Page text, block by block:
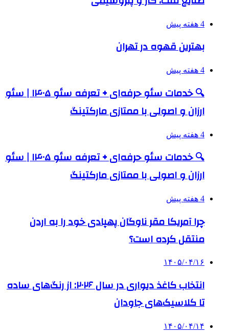
4 هفته پیش
بهترین قهوه در تهران
4 هفته پیش
🔍 خدمات سئو حرفه‌ای + تعرفه سئو ۱۴۰۵ | سئو
ارزان و اصولی با ممتازی مارکتینگ
4 هفته پیش
🔍 خدمات سئو حرفه‌ای + تعرفه سئو ۱۴۰۵ | سئو
ارزان و اصولی با ممتازی مارکتینگ
4 هفته پیش
چرا آمریکا مقر ناوگان پهپادی خود را به اردن
منتقل کرده است؟
۱۴۰۵/۰۴/۱۶
انتخاب کاغذ دیواری در سال ۲۰۲۶: از رنگ‌های ساده
تا کلاسیک‌های جاودان
۱۴۰۵/۰۴/۱۴